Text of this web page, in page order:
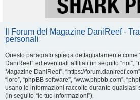
Il Forum del Magazine DaniReef -
personali
Questo paragrafo spiega dettagliatamente come
DaniReef” ed eventuali affiliati (in seguito “noi”,
Magazine DaniReef”, “https://
“loro”, “phpBB software”, “www.phpbb.com”,
usano le informazioni raccolte durante qualsiasi
(in seguito “le tue informazioni”).